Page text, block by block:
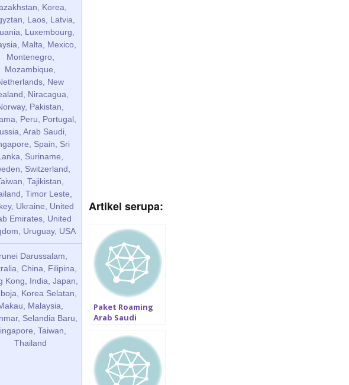
Korea,
Laos, Latvia,
Luxembourg,
Malta, Mexico,
Montenegro,
Mozambique,
New
Niracagua,
Pakistan,
Peru, Portugal,
Arab Saudi,
Spain, Sri
Suriname,
Switzerland,
Tajikistan,
Timor Leste,
Ukraine, United
Emirates, United
Uruguay, USA
Darussalam,
China, Filipina,
Kong, India, Japan,
Korea Selatan,
Malaysia,
Selandia Baru,
Taiwan,
Thailand
Artikel serupa:
Paket Roaming
Arab Saudi
Telkomsel, XL, 3,
Indosat